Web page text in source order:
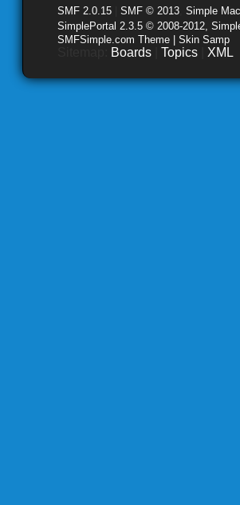
SMF 2.0.15 SMF © 2013 Simple
SimplePortal 2.3.5 © 2008-2012,
SMFSimple.com Theme | Skin Samp
Boards Topics XML